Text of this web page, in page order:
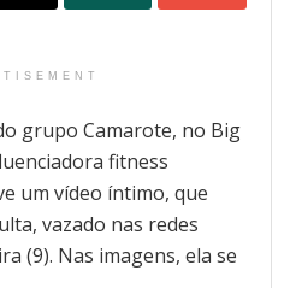
grupo Camarote, no Big
fitness
um vídeo íntimo, que
vazado nas redes
(9). Nas imagens, ela se